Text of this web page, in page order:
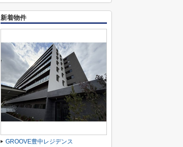
新着物件
GROOVE豊中レジデンス